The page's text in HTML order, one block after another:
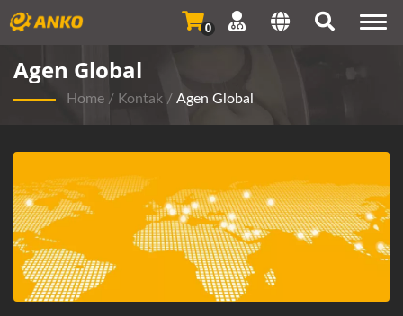
0
Agen Global
Home / Kontak / Agen Global